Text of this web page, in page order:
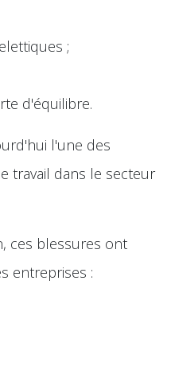
;
d'équilibre.
l'une des
travail dans le secteur
ces blessures ont
entreprises :